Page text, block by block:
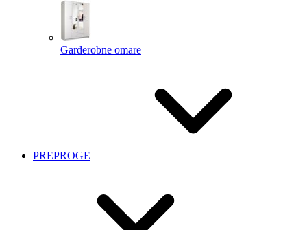
Garderobne omare
PREPROGE